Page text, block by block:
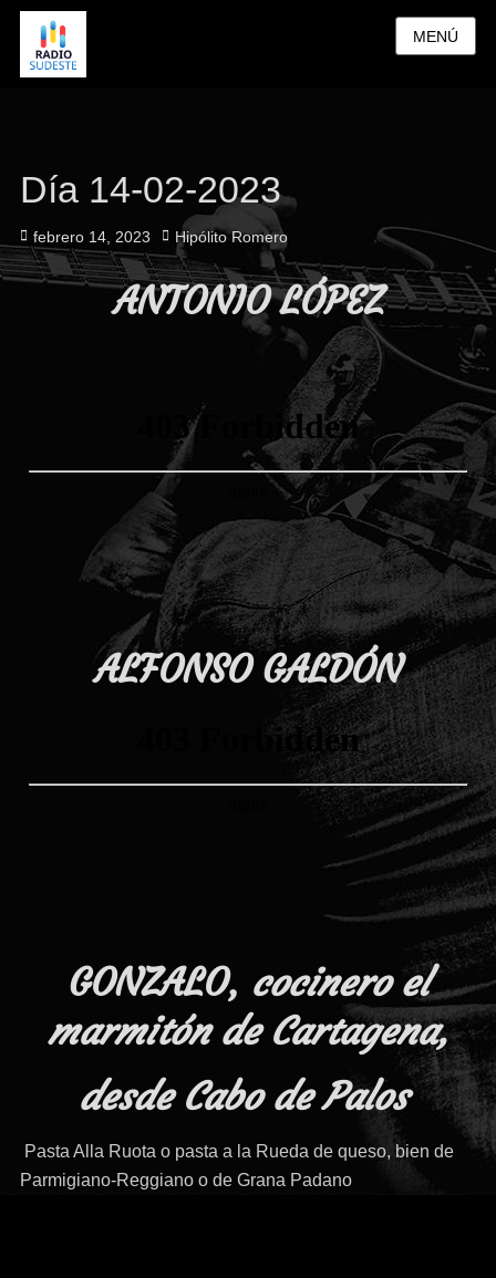
MENÚ
Día 14-02-2023
Publicado
el
febrero 14, 2023 Autor
Hipólito Romero
ANTONIO LÓPEZ
ALFONSO GALDÓN
GONZALO, cocineroel
marmitón de Cartagena,
desde Cabo de Palos
Pasta Alla Ruota o pasta a la Rueda de queso, bien de
Parmigiano-Reggiano o de Grana Padano